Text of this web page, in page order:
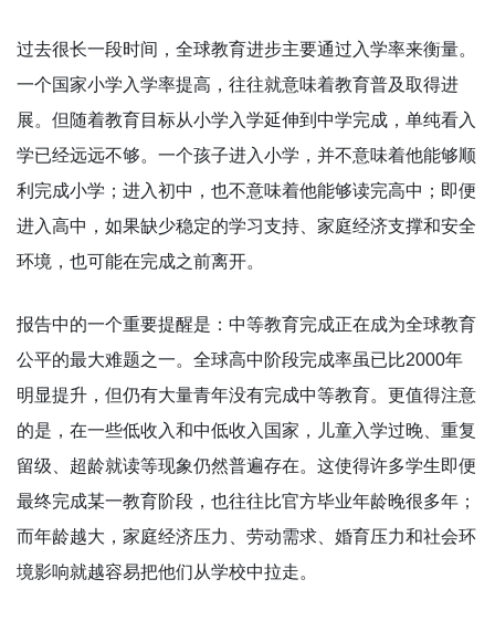
过去很长一段时间，全球教育进步主要通过入学率来衡量。
一个国家小学入学率提高，往往就意味着教育普及取得进
展。但随着教育目标从小学入学延伸到中学完成，单纯看入
学已经远远不够。一个孩子进入小学，并不意味着他能够顺
利完成小学；进入初中，也不意味着他能够读完高中；即便
进入高中，如果缺少稳定的学习支持、家庭经济支撑和安全
环境，也可能在完成之前离开。
报告中的一个重要提醒是：中等教育完成正在成为全球教育
公平的最大难题之一。全球高中阶段完成率虽已比2000年
明显提升，但仍有大量青年没有完成中等教育。更值得注意
的是，在一些低收入和中低收入国家，儿童入学过晚、重复
留级、超龄就读等现象仍然普遍存在。这使得许多学生即便
最终完成某一教育阶段，也往往比官方毕业年龄晚很多年；
而年龄越大，家庭经济压力、劳动需求、婚育压力和社会环
境影响就越容易把他们从学校中拉走。